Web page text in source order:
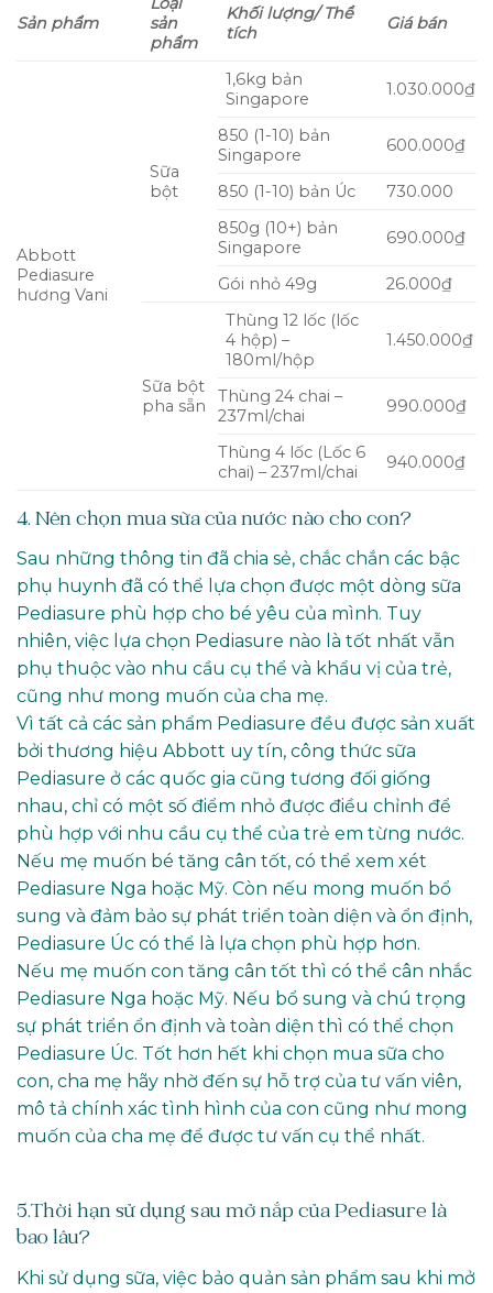
Sản phẩm
sản
phẩm
Khối lượng/ Thể
tích
Giá bán
Abbott
Pediasure
hương Vani
Sữa
bột
1,6kg bản
Singapore
1.030.000₫
850 (1-10) bản
Singapore
600.000₫
850 (1-10) bản Úc
730.000
850g (10+) bản
Singapore
690.000₫
Gói nhỏ 49g 26.000₫
Sữa bột
pha sẵn
Thùng 12 lốc (lốc
4 hộp) –
180ml/hộp
1.450.000₫
Thùng 24 chai –
237ml/chai
990.000₫
Thùng 4 lốc (Lốc 6
chai) – 237ml/chai
940.000₫
4. Nên chọn mua sữa của nước nào cho con?
Sau những thông tin đã chia sẻ, chắc chắn các bậc
phụ huynh đã có thể lựa chọn được một dòng sữa
Pediasure phù hợp cho bé yêu của mình. Tuy
nhiên, việc lựa chọn Pediasure nào là tốt nhất vẫn
phụ thuộc vào nhu cầu cụ thể và khẩu vị của trẻ,
cũng như mong muốn của cha mẹ.
Vì tất cả các sản phẩm Pediasure đều được sản xuất
bởi thương hiệu Abbott uy tín, công thức sữa
Pediasure ở các quốc gia cũng tương đối giống
nhau, chỉ có một số điểm nhỏ được điều chỉnh để
phù hợp với nhu cầu cụ thể của trẻ em từng nước.
Nếu mẹ muốn bé tăng cân tốt, có thể xem xét
Pediasure Nga hoặc Mỹ. Còn nếu mong muốn bổ
sung và đảm bảo sự phát triển toàn diện và ổn định,
Pediasure Úc có thể là lựa chọn phù hợp hơn.
Nếu mẹ muốn con tăng cân tốt thì có thể cân nhắc
Pediasure Nga hoặc Mỹ. Nếu bổ sung và chú trọng
sự phát triển ổn định và toàn diện thì có thể chọn
Pediasure Úc. Tốt hơn hết khi chọn mua sữa cho
con, cha mẹ hãy nhờ đến sự hỗ trợ của tư vấn viên,
mô tả chính xác tình hình của con cũng như mong
muốn của cha mẹ để được tư vấn cụ thể nhất.
5.Thời hạn sử dụng sau mở nắp của Pediasure là
bao lâu?
Khi sử dụng sữa, việc bảo quản sản phẩm sau khi mở